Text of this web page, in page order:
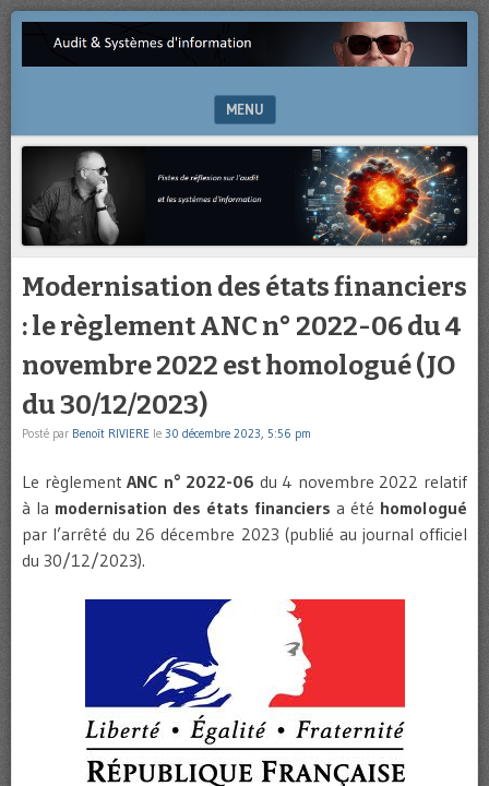
AUDIT
D'INFORMATION
Pistes
et
systèmes
d’information
MENU
SKIP TO CONTENT
Modernisation des états financiers
: le règlement ANC n° 2022-06 du 4
novembre 2022 est homologué (JO
du 30/12/2023)
Posté par Benoît RIVIERE le 30 décembre 2023, 5:56 pm
Le règlementANC n° 2022-06 du 4 novembre 2022 relatif
à la modernisation des états financiers a été homologué
par l’arrêté du 26 décembre 2023 (publié au journal officiel
du 30/12/2023).